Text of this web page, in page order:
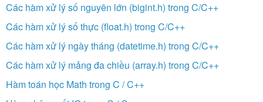
Các hàm xử lý số nguyên lớn (bigint.h) trong C/C++
Các hàm xử lý số thực (float.h) trong C/C++
Các hàm xử lý ngày tháng (datetime.h) trong C/C++
Các hàm xử lý mảng đa chiều (array.h) trong C/C++
Hàm toán học Math trong C / C++